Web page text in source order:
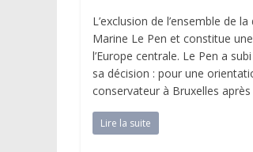
L’exclusion de l’ensemble de
Marine Le Pen et constitue
l’Europe centrale. Le Pen a
sa décision : pour une
conservateur à Bruxelles
Lire la suite